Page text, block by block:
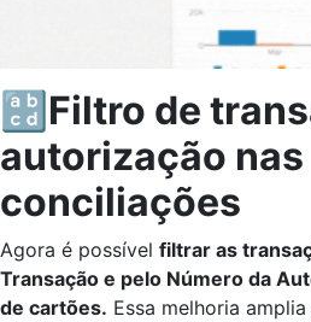
🔡Filtro de
autorização nas
conciliações
Agora é possível filtrar as
Transação e pelo Número da
de cartões. Essa melhoria